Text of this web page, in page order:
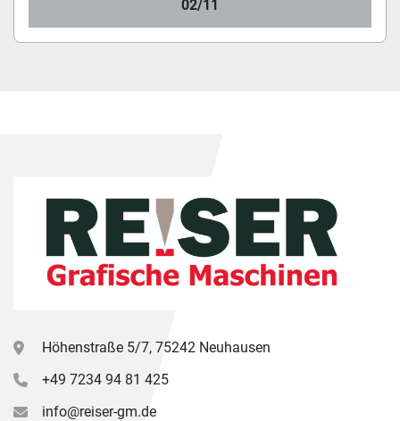
02/11
Höhenstraße 5/7, 75242 Neuhausen
+49 7234 94 81 425
info@reiser-gm.de